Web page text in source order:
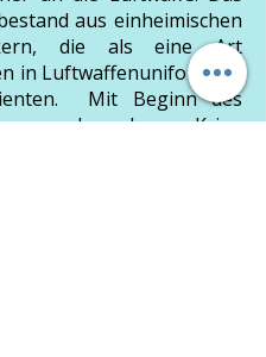
aus einheimischen
die als eine Art
in Luftwaffenuniform als
Mit Beginn des
nach dem Krieg